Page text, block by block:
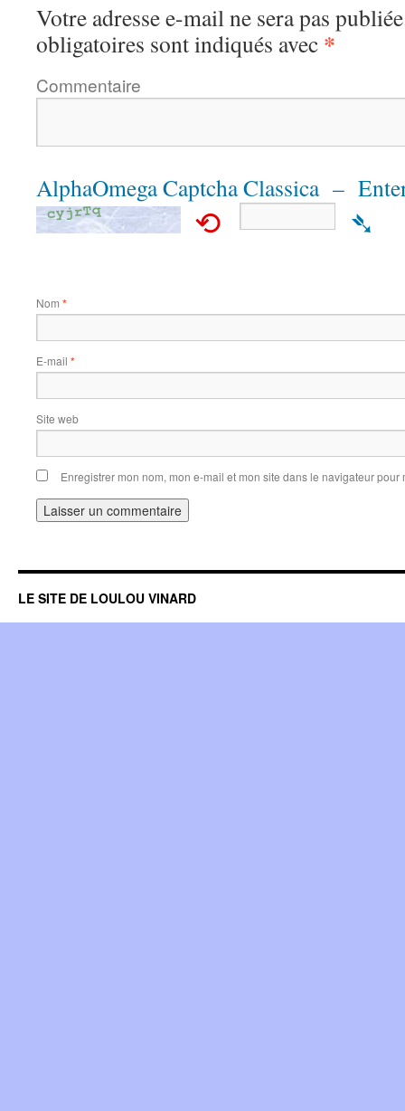
Votre adresse e-mail ne sera pas
obligatoires sont indiqués avec *
Commentaire
AlphaOmega Captcha Classica –
⟲ ➴
Nom *
E-mail *
Site web
Enregistrer mon nom, mon e-mail et mon site dans le navigateur
LE SITE DE LOULOU VINARD